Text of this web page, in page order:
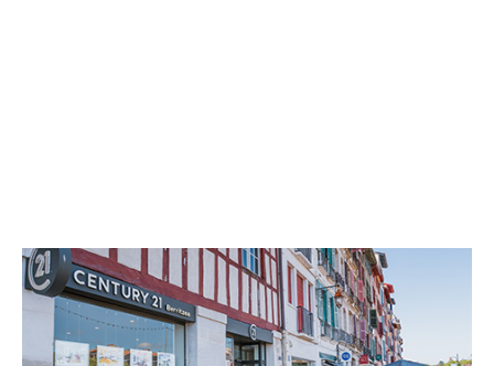
CENTURY 21 Berritzea
3 bis Quai Amiral Jauréguiberry
BAYONNE - 64100